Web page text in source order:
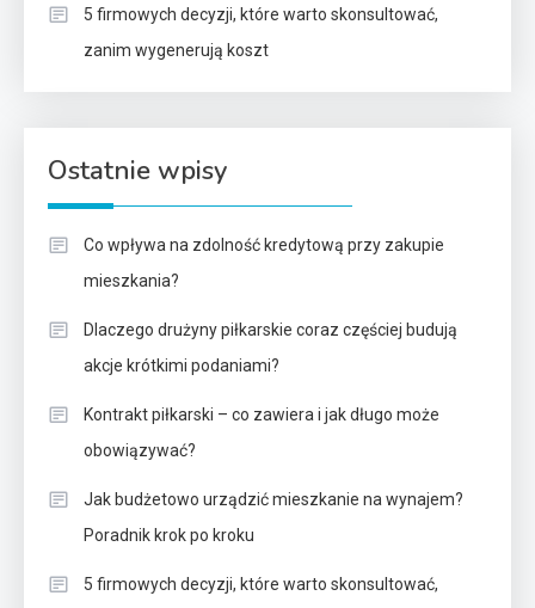
5 firmowych decyzji, które warto skonsultować,
zanim wygenerują koszt
Ostatnie wpisy
Co wpływa na zdolność kredytową przy zakupie
mieszkania?
Dlaczego drużyny piłkarskie coraz częściej budują
akcje krótkimi podaniami?
Kontrakt piłkarski – co zawiera i jak długo może
obowiązywać?
Jak budżetowo urządzić mieszkanie na wynajem?
Poradnik krok po kroku
5 firmowych decyzji, które warto skonsultować,